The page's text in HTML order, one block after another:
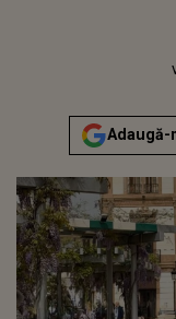
Adaugă-